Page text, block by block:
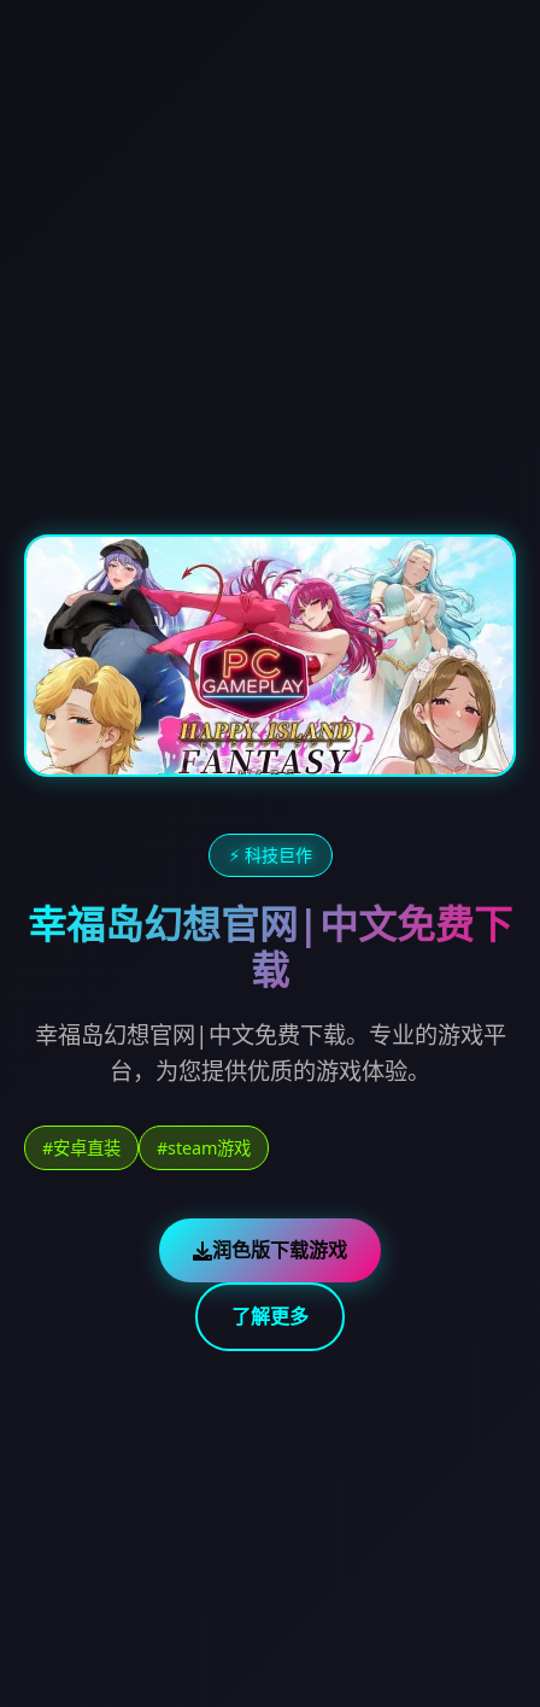
⚡ 科技巨作
幸福岛幻想官网|中文免费下
载
幸福岛幻想官网|中文免费下载。专业的游戏平
台，为您提供优质的游戏体验。
#安卓直装 #steam游戏
润色版下载游戏
了解更多